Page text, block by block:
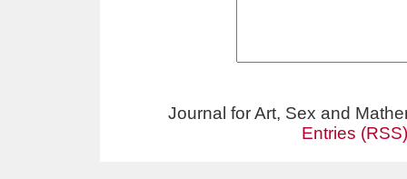
Journal for Art, Sex and
Entries (RSS)